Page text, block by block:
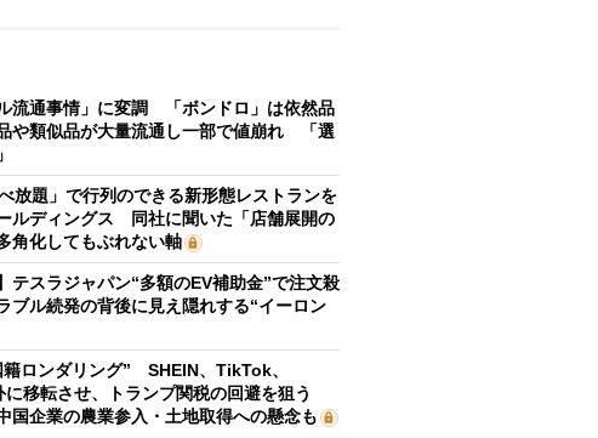
流通事情」に変調 「ボンドロ」は依然品
や類似品が大量流通し一部で値崩れ 「選
放題」で行列のできる新形態レストランを
ルディングス 同社に聞いた「店舗展開の
角化してもぶれない軸
テスラジャパン“多額のEV補助金”で注文殺
ル続発の背後に見え隠れする“イーロン
ロンダリング” SHEIN、TikTok、
移転させ、トランプ関税の回避を狙う
国企業の農業参入・土地取得への懸念も